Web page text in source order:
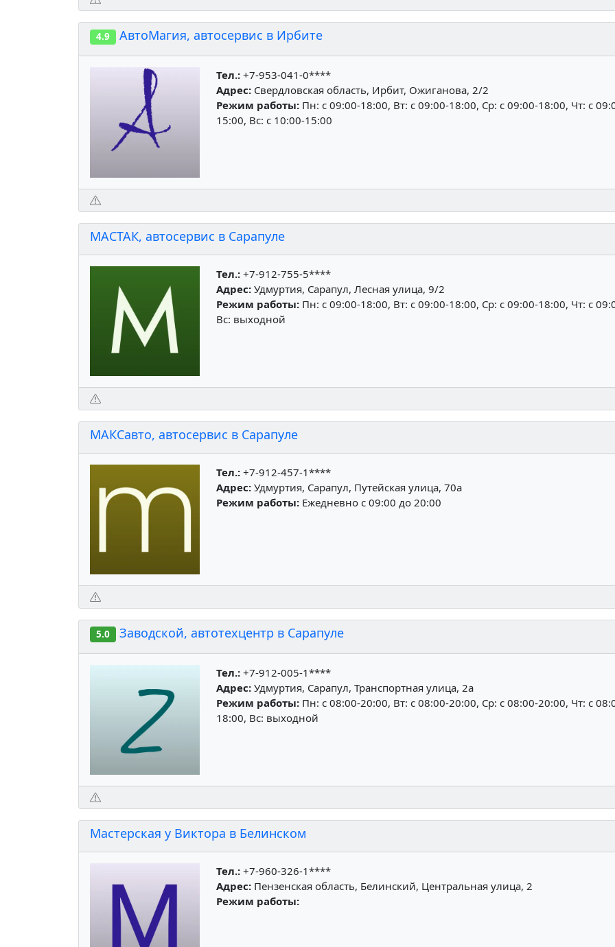
4.9 АвтоМагия, автосервис в Ирбите
Тел.: +7-953-041-0****
Адрес: Свердловская область, Ирбит, Ожиганова, 2/2
Режим работы: Пн: c 09:00-18:00, Вт: c 09:00-18:00, Ср: c 09:00-18:00, Чт: c
15:00, Вс: c 10:00-15:00
МАСТАК, автосервис в Сарапуле
Тел.: +7-912-755-5****
Адрес: Удмуртия, Сарапул, Лесная улица, 9/2
Режим работы: Пн: c 09:00-18:00, Вт: c 09:00-18:00, Ср: c 09:00-18:00, Чт: c
Вс: выходной
МАКСавто, автосервис в Сарапуле
Тел.: +7-912-457-1****
Адрес: Удмуртия, Сарапул, Путейская улица, 70а
Режим работы: Ежедневно с 09:00 до 20:00
5.0 Заводской, автотехцентр в Сарапуле
Тел.: +7-912-005-1****
Адрес: Удмуртия, Сарапул, Транспортная улица, 2а
Режим работы: Пн: c 08:00-20:00, Вт: c 08:00-20:00, Ср: c 08:00-20:00, Чт: c
18:00, Вс: выходной
Мастерская у Виктора в Белинском
Тел.: +7-960-326-1****
Адрес: Пензенская область, Белинский, Центральная улица, 2
Режим работы: